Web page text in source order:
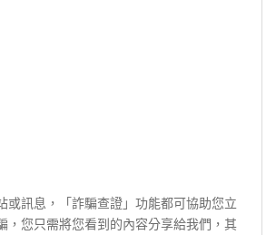
或訊息，「詐騙查證」功能都可協助您立
，您只需將您看到的內容分享給我們，其